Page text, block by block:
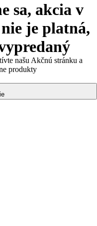
sa, akcia v
je platná,
našu Akčnú stránku a
produkty